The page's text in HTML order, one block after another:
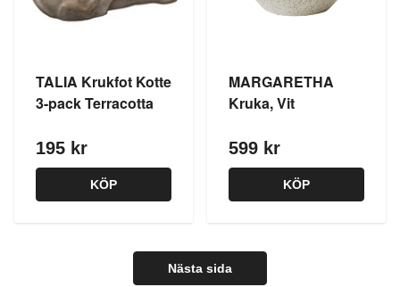
TALIA Krukfot Kotte
3-pack Terracotta
195 kr
KÖP
MARGARETHA
Kruka, Vit
599 kr
KÖP
Nästa sida